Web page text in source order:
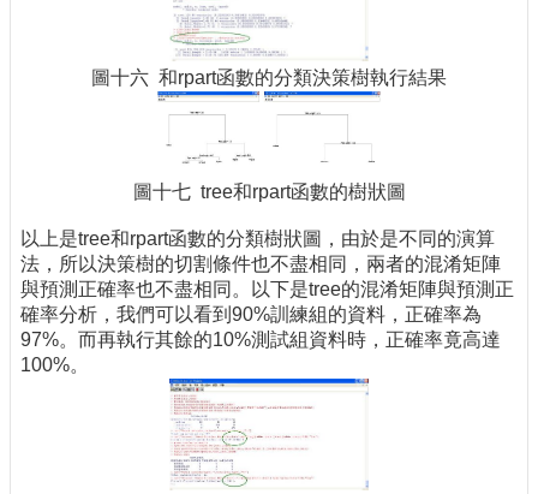
圖十六 和rpart函數的分類決策樹執行結果
圖十七 tree和rpart函數的樹狀圖
以上是tree和rpart函數的分類樹狀圖，由於是不同的演算
法，所以決策樹的切割條件也不盡相同，兩者的混淆矩陣
與預測正確率也不盡相同。以下是tree的混淆矩陣與預測正
確率分析，我們可以看到90%訓練組的資料，正確率為
97%。而再執行其餘的10%測試組資料時，正確率竟高達
100%。